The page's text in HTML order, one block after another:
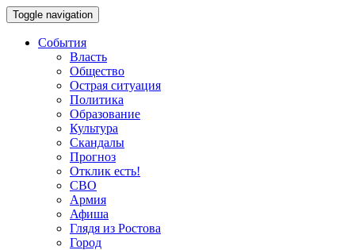
Toggle navigation
События
Власть
Общество
Острая ситуация
Политика
Образование
Культура
Скандалы
Прогноз
Отклик есть!
СВО
Армия
Афиша
Глядя из Ростова
Город